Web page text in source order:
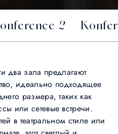
2
два зала предлагают
идеально подходящее
размера, таких как
или сетевые встречи.
в театральном стиле или